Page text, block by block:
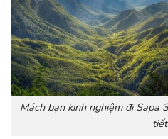
Mách bạn kinh nghiệm đi Sapa
tiết